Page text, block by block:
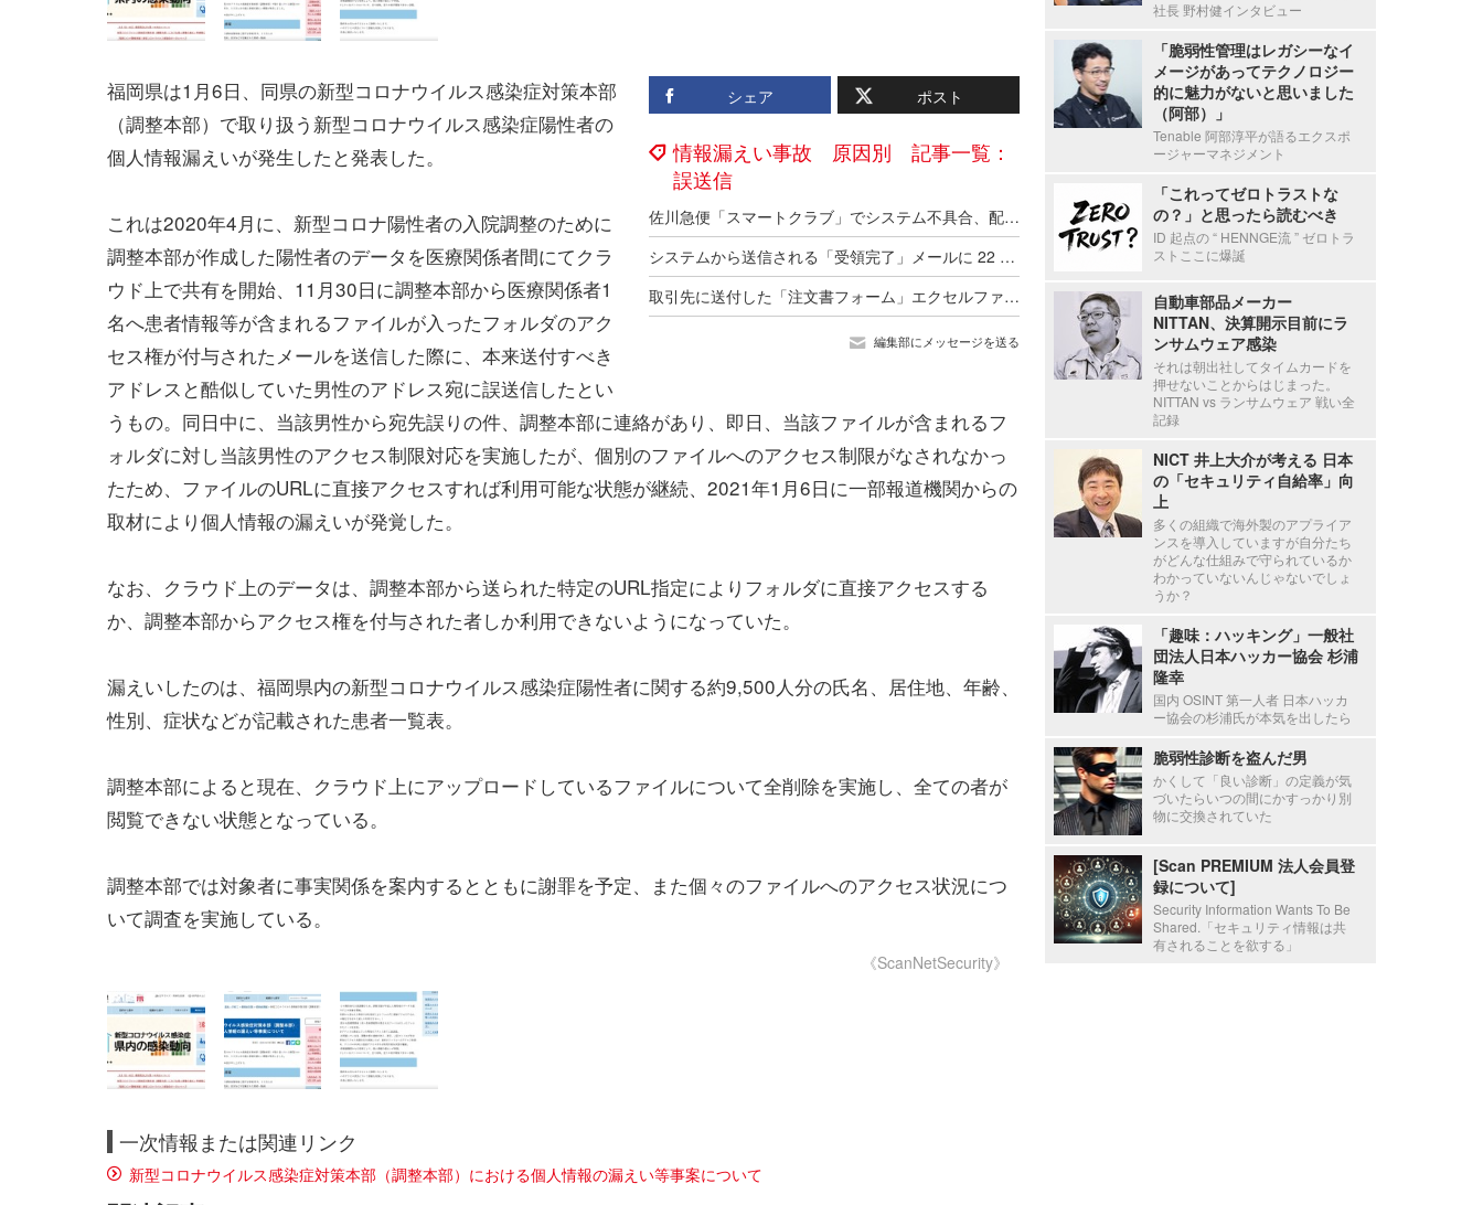
シェア ポスト
情報漏えい事故 原因別 記事一覧：
誤送信
佐川急便「スマートクラブ」でシステム不具合、配達予定通知メールの一部で本来と異なる顧客情報を表示
システムから送信される「受領完了」メールに 22 名の個人情報記載
取引先に送付した「注文書フォーム」エクセルファイル内に顧客リストが残存
編集部にメッセージを送る
福岡県は1月6日、同県の新型コロナウイルス感染症対策本部
（調整本部）で取り扱う新型コロナウイルス感染症陽性者の
個人情報漏えいが発生したと発表した。
これは2020年4月に、新型コロナ陽性者の入院調整のために
調整本部が作成した陽性者のデータを医療関係者間にてクラ
ウド上で共有を開始、11月30日に調整本部から医療関係者1
名へ患者情報等が含まれるファイルが入ったフォルダのアク
セス権が付与されたメールを送信した際に、本来送付すべき
アドレスと酷似していた男性のアドレス宛に誤送信したとい
うもの。同日中に、当該男性から宛先誤りの件、調整本部に連絡があり、即日、当該ファイルが含まれるフ
ォルダに対し当該男性のアクセス制限対応を実施したが、個別のファイルへのアクセス制限がなされなかっ
たため、ファイルのURLに直接アクセスすれば利用可能な状態が継続、2021年1月6日に一部報道機関からの
取材により個人情報の漏えいが発覚した。
なお、クラウド上のデータは、調整本部から送られた特定のURL指定によりフォルダに直接アクセスする
か、調整本部からアクセス権を付与された者しか利用できないようになっていた。
漏えいしたのは、福岡県内の新型コロナウイルス感染症陽性者に関する約9,500人分の氏名、居住地、年齢、
性別、症状などが記載された患者一覧表。
調整本部によると現在、クラウド上にアップロードしているファイルについて全削除を実施し、全ての者が
閲覧できない状態となっている。
調整本部では対象者に事実関係を案内するとともに謝罪を予定、また個々のファイルへのアクセス状況につ
いて調査を実施している。
《ScanNetSecurity》
一次情報または関連リンク
新型コロナウイルス感染症対策本部（調整本部）における個人情報の漏えい等事案について
社長 野村健インタビュー
「脆弱性管理はレガシーなイ
メージがあってテクノロジー
的に魅力がないと思いました
（阿部）」
Tenable 阿部淳平が語るエクスポ
ージャーマネジメント
「これってゼロトラストな
の？」と思ったら読むべき
ID 起点の “ HENNGE流 ” ゼロトラ
ストここに爆誕
自動車部品メーカー
NITTAN、決算開示目前にラ
ンサムウェア感染
それは朝出社してタイムカードを
押せないことからはじまった。
NITTAN vs ランサムウェア 戦い全
記録
NICT 井上大介が考える 日本
の「セキュリティ自給率」向
上
多くの組織で海外製のアプライア
ンスを導入していますが自分たち
がどんな仕組みで守られているか
わかっていないんじゃないでしょ
うか？
「趣味：ハッキング」一般社
団法人日本ハッカー協会 杉浦
隆幸
国内 OSINT 第一人者 日本ハッカ
ー協会の杉浦氏が本気を出したら
脆弱性診断を盗んだ男
かくして「良い診断」の定義が気
づいたらいつの間にかすっかり別
物に交換されていた
[Scan PREMIUM 法人会員登
録について]
Security Information Wants To Be
Shared.「セキュリティ情報は共
有されることを欲する」